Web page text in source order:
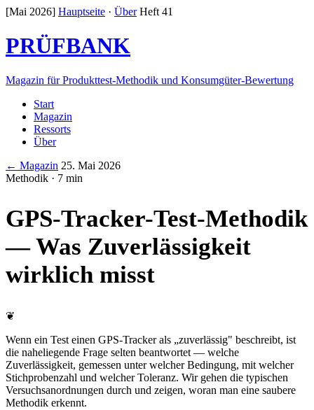
[Mai 2026] Hauptseite · Über Heft 41
PRÜFBANK
Magazin für Produkttest-Methodik und Konsumgüter-Bewertung
Start
Magazin
Ressorts
Über
← Magazin 25. Mai 2026
Methodik · 7 min
GPS-Tracker-Test-Methodik
— Was Zuverlässigkeit
wirklich misst
❦
Wenn ein Test einen GPS-Tracker als „zuverlässig" beschreibt, ist
die naheliegende Frage selten beantwortet — welche
Zuverlässigkeit, gemessen unter welcher Bedingung, mit welcher
Stichprobenzahl und welcher Toleranz. Wir gehen die typischen
Versuchsanordnungen durch und zeigen, woran man eine saubere
Methodik erkennt.